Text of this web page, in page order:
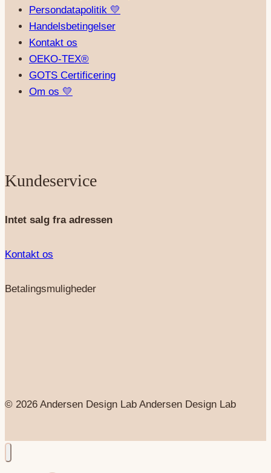
Persondatapolitik 💛
Handelsbetingelser
Kontakt os
OEKO-TEX®
GOTS Certificering
Om os 💛
Kundeservice
Intet salg fra adressen
Kontakt os
Betalingsmuligheder
© 2026 Andersen Design Lab Andersen Design Lab